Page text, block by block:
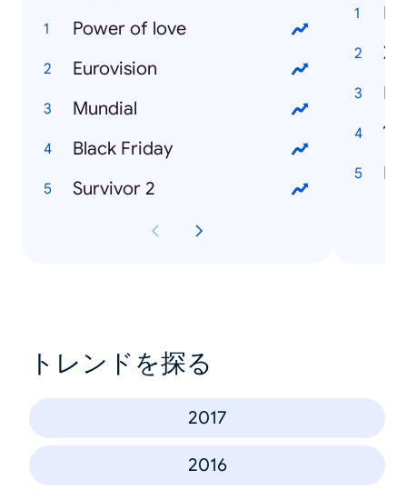
Power of love
Eurovision
Mundial
Black Friday
Survivor 2
トレンドを探る
2017
2016